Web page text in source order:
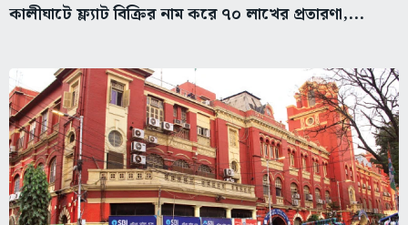
কালীঘাটে ফ্ল্যাট বিক্রির নাম করে ৭০ লাখের প্রতারণা,...